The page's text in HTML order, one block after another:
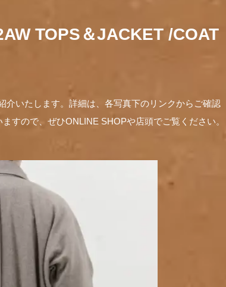
TOPS＆JACKET /COAT
介いたします。詳細は、各写真下のリンクからご確認
すので、ぜひONLINE SHOPや店頭でご覧ください。